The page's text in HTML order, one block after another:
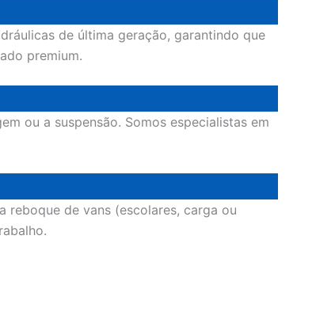
de última geração, garantindo que
premium.
ou a suspensão. Somos especialistas em
reboque de vans (escolares, carga ou